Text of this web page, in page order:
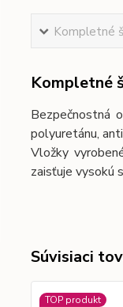
Kompletné
Kompletné
Bezpečnostná
polyuretánu,
Vložky
zaisťuje vysokú
Súvisiaci
TOP produkt